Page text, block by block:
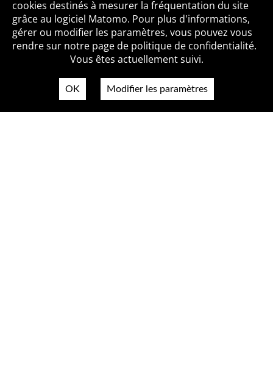
Qui sommes-nous ? Mentions légales
Accessibilité
Politique de confidentialité
Contact
cookies destinés à mesurer la fréquentation du site
grâce au logiciel Matomo. Pour plus d'informations,
gérer ou modifier les paramètres, vous pouvez vous
rendre sur notre page de politique de confidentialité.
Vous êtes actuellement suivi.
OK Modifier les paramètres